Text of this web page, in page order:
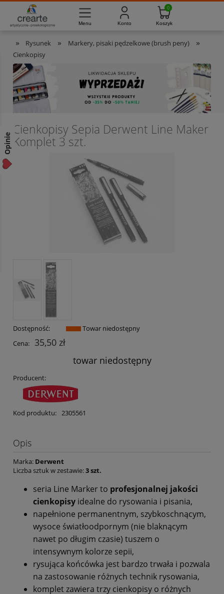
» Rysunek » Markery, pisaki pędzelkowe (brush peny) »
Cienkopisy
Cienkopisy Sepia Derwent Line Maker
Komplet 3 szt.
Dostępność:
Towar niedostępny
Cena:
35,50 zł
towar niedostępny
Producent:
Kod produktu: 2305561
Opis
Marka: Derwent
Liczba sztuk w zestawie:3 szt.
seria Line Marker to profesjonalnej jakości
cienkopisy idealne do rysowania i pisania,
napełnione permanentnym, szybkoschnącym,
wysoce światłoodpornym (nie blaknącym
nawet po długim czasie) tuszem o
intensywnym kolorze sepii,
rysująca końcówka jest bardzo trwała i pozwala
na zastosowanie różnych technik rysowania,
komplet zawiera trzy cienkopisy o różnych
Masz pytania? 733-012-789 Pon. - Pt. 8:00 - 16:00
Opinie